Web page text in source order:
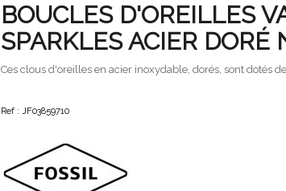
BOUCLES D'OREILLES
SPARKLES ACIER DORÉ
Ces clous d'oreilles en acier inoxydable, dorés, sont dotés
Ref : JF03859710